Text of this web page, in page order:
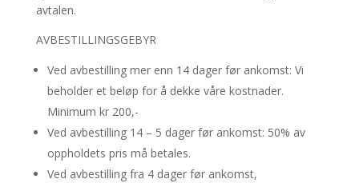
avtalen.
AVBESTILLINGSGEBYR
Ved avbestilling mer enn 14 dager før ankomst: Vi
beholder et beløp for å dekke våre kostnader.
Minimum kr 200,-
Ved avbestilling 14 – 5 dager før ankomst: 50% av
oppholdets pris må betales.
Ved avbestilling fra 4 dager før ankomst,